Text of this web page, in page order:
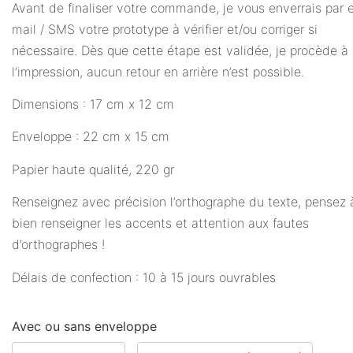
Avant de finaliser votre commande, je vous enverrais par
mail / SMS votre prototype à vérifier et/ou corriger si
nécessaire. Dès que cette étape est validée, je procède à
l’impression, aucun retour en arrière n’est possible.
Dimensions : 17 cm x 12 cm
Enveloppe : 22 cm x 15 cm
Papier haute qualité, 220 gr
Renseignez avec précision l’orthographe du texte, pensez
bien renseigner les accents et attention aux fautes
d’orthographes !
Délais de confection : 10 à 15 jours ouvrables
Avec ou sans enveloppe